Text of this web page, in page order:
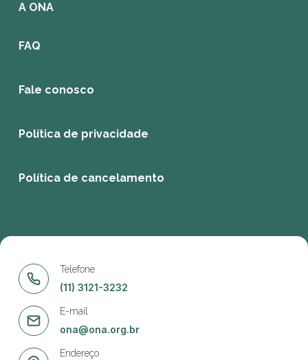
A ONA
FAQ
Fale conosco
Política de privacidade
Política de cancelamento
Telefone
(11) 3121-3232
E-mail
ona@ona.org.br
Endereço